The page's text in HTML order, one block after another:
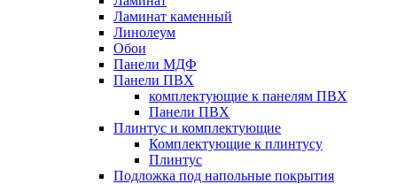
Ламинат каменный
Линолеум
Обои
Панели МДФ
Панели ПВХ
комплектующие к панелям ПВХ
Панели ПВХ
Плинтус и комплектующие
Комплектующие к плинтусу
Плинтус
Подложка под напольные покрытия